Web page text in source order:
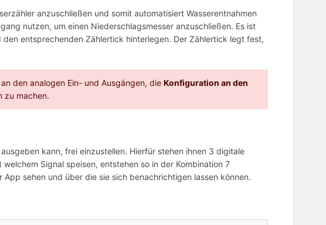
anzuschließen und somit automatisiert Wasserentnahmen
nutzen, um einen Niederschlagsmesser anzuschließen. Es ist
entsprechenden Zählertick hinterlegen. Der Zählertick legt fest,
an den analogen Ein- und Ausgängen, die Konfiguration an den
zu machen.
kann, frei einzustellen. Hierfür stehen ihnen 3 digitale
Signal speisen, entstehen so in der Kombination 7
sehen und über die sie sich benachrichtigen lassen können.